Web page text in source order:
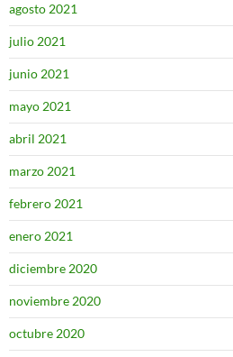
agosto 2021
julio 2021
junio 2021
mayo 2021
abril 2021
marzo 2021
febrero 2021
enero 2021
diciembre 2020
noviembre 2020
octubre 2020